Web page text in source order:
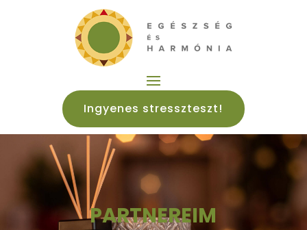
Ingyenes stresszteszt!
PARTNEREIM